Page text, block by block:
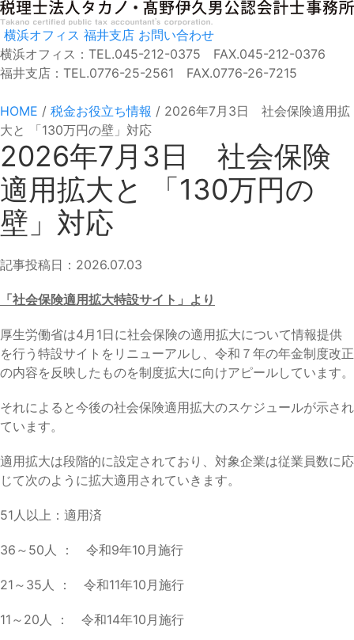
横浜オフィス 福井支店 お問い合わせ
横浜オフィス：TEL.045-212-0375 FAX.045-212-0376
福井支店：TEL.0776-25-2561 FAX.0776-26-7215
HOME / 税金お役立ち情報 / 2026年7月3日 社会保険適用拡
大と 「130万円の壁」対応
2026年7月3日 社会保険
適用拡大と 「130万円の
壁」対応
記事投稿日：2026.07.03
「社会保険適用拡大特設サイト」より
厚生労働省は4月1日に社会保険の適用拡大について情報提供
を行う特設サイトをリニューアルし、令和７年の年金制度改正
の内容を反映したものを制度拡大に向けアピールしています。
それによると今後の社会保険適用拡大のスケジュールが示され
ています。
適用拡大は段階的に設定されており、対象企業は従業員数に応
じて次のように拡大適用されていきます。
51人以上：適用済
36～50人 ： 令和9年10月施行
21～35人 ： 令和11年10月施行
11～20人 ： 令和14年10月施行